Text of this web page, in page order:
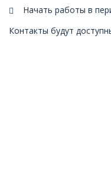
Начать работы в
Контакты будут